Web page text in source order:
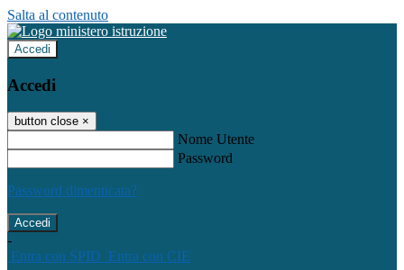
Salta al contenuto
Accedi
Accedi
button close ×
Nome Utente
Password
Password dimenticata?
-
Entra con SPID Entra con CIE